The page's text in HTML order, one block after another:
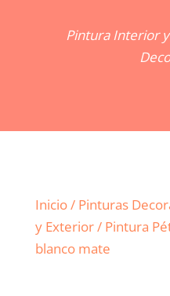
Pintura Interior
Inicio/ Pinturas
y Exterior/ Pintura
blanco mate